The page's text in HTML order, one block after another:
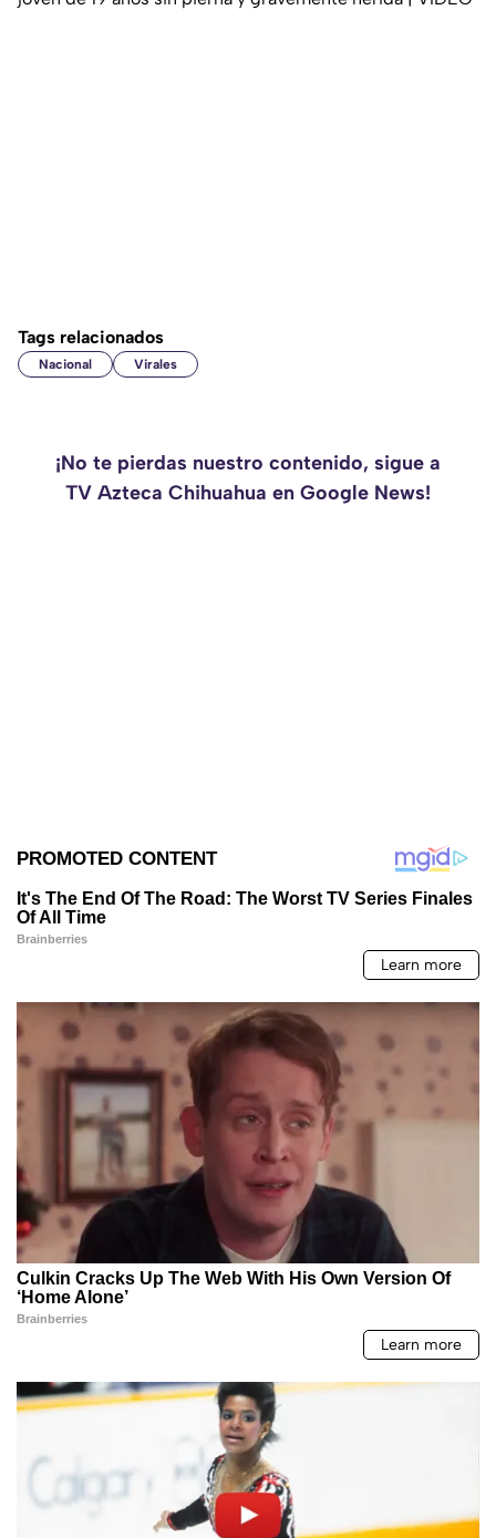
Tags relacionados
Nacional Virales
¡No te pierdas nuestro contenido, sigue a
TV Azteca Chihuahua en Google News!